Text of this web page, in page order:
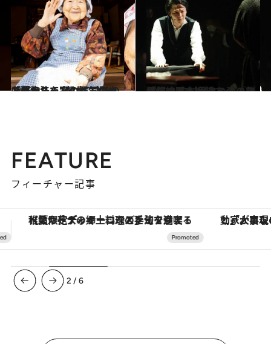
2023.2.4
「どうして寂しくても一人暮らしを 続けているのですか？」102歳、哲代おばあちゃんの弱気の虫の退治法
カルチャー 2023.2.24
「僕の耳を返してくれ！」 中村倫也の滴る汗、絶叫、絶望―― 『劇場版 ルードヴィヒ』の熱演
カルチャー
FEATURE
フィーチャー記事
「大事なのは地域の意識を変えること」。ロレックス賞受賞の自然保護活動家が実現させたナイジェリアの自然環境の復活 ヴァシュロン・コンスタンタ
3 /6